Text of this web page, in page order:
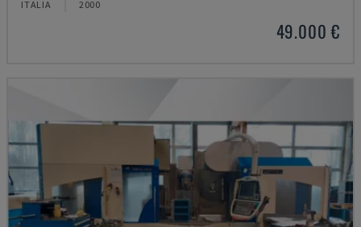
ITALIA 2000
49.000 €